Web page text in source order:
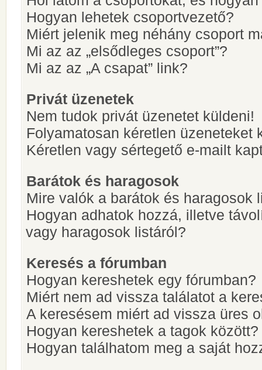
Hogyan lehetek csoportvezető?
Miért jelenik meg néhány csoport
Mi az az „elsődleges csoport”?
Mi az az „A csapat” link?
Privát üzenetek
Nem tudok privát üzenetet küldeni!
Folyamatosan kéretlen üzeneteket
Kéretlen vagy sértegető e-mailt
Barátok és haragosok
Mire valók a barátok és haragosok
Hogyan adhatok hozzá, illetve
vagy haragosok listáról?
Keresés a fórumban
Hogyan kereshetek egy fórumban?
Miért nem ad vissza találatot a
A keresésem miért ad vissza üres
Hogyan kereshetek a tagok között?
Hogyan találhatom meg a saját